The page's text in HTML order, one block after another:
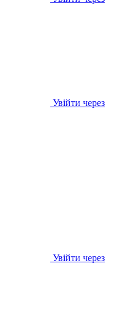
Увійти через
Увійти через